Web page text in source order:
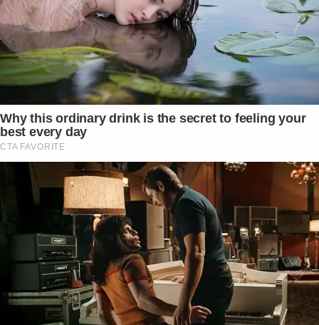
Why this ordinary drink is the secret to feeling your
best every day
CTA FAVORITE